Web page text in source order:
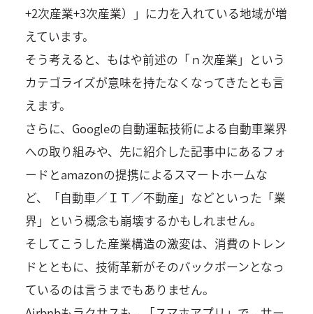
+2次産業+3次産業）」に力を入れている地域が増
えています。
そう考えると、もはや前述の「ｎ次産業」という
カテゴライズが意味を持たなくなってきたとも言
えます。
さらに、Googleの自動運転技術による自動車業界
への取り組みや、先に紹介した記事中にあるフォ
ードとamazonの提携によるスマートホームな
ど、「自動車／ＩＴ／不動産」などといった「業
界」という概念も崩壊するかもしれません。
そしてこうした産業構造の激変は、消費のトレン
ドとともに、技術革新がそのバックボーンとなっ
ているのは言うまでもありません。